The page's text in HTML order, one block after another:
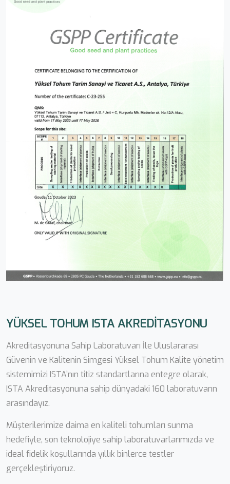
YÜKSEL TOHUM ISTA AKREDİTASYONU
Akreditasyonuna Sahip Laboratuvarı İle Uluslararası
Güvenin ve Kalitenin Simgesi Yüksel Tohum Kalite yönetim
sistemimizi ISTA’nın titiz standartlarına entegre olarak,
ISTA Akreditasyonuna sahip dünyadaki 160 laboratuvarın
arasındayız.
Müşterilerimize daima en kaliteli tohumları sunma
hedefiyle, son teknolojiye sahip laboratuvarlarımızda ve
ideal fidelik koşullarında yıllık binlerce testler
gerçekleştiriyoruz.